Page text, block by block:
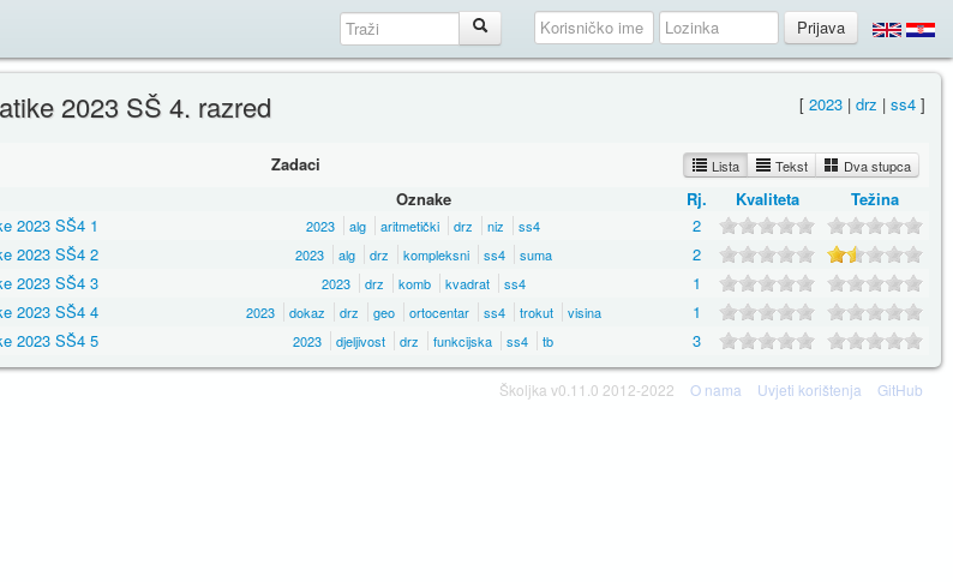
2023 SŠ 4. razred [ 2023 | drz | ss4 ]
Lista Tekst Dva stupca
Zadaci
Oznake Rj. Kvaliteta
Težina
2023 SŠ4 1 2023 alg aritmetički drz niz ss4
2
2023 SŠ4 2 2023 alg drz kompleksni ss4 suma
2
2023 SŠ4 3 2023 drz komb kvadrat ss4
1
2023 SŠ4 4 2023 dokaz drz geo ortocentar ss4 trokut visina
1
2023 SŠ4 5 2023 djeljivost drz funkcijska ss4 tb 3
Školjka v0.11.0 2012-2022 O nama Uvjeti korištenja GitHub